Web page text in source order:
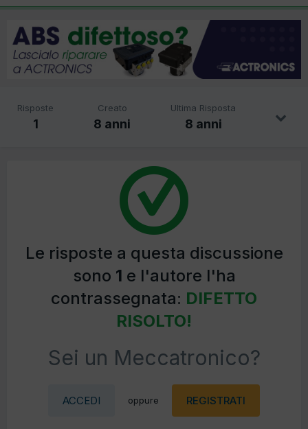
Risposte
1
Creato
8 anni
Ultima Risposta
8 anni
Le risposte a questa discussione
sono 1 e l'autore l'ha
contrassegnata: DIFETTO
RISOLTO!
Sei un Meccatronico?
ACCEDI oppure REGISTRATI